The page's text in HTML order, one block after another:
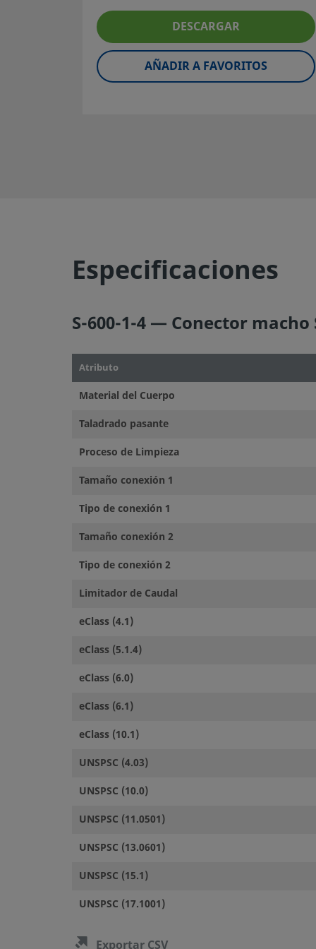
función del componente, de la compatibilidad de los
los rangos de operación apropiados, así como de la
mantenimiento del mismo.
No mezcle ni intercambie productos o
DESCARGAR
AÑADIR A FAVORITOS
Especificaciones
S-600-1-4 — Conector
Atributo
Material del Cuerpo
Taladrado pasante
Proceso de Limpieza
Tamaño conexión 1
Tipo de conexión 1
Tamaño conexión 2
Tipo de conexión 2
Limitador de Caudal
eClass (4.1)
eClass (5.1.4)
eClass (6.0)
eClass (6.1)
eClass (10.1)
UNSPSC (4.03)
UNSPSC (10.0)
UNSPSC (11.0501)
UNSPSC (13.0601)
UNSPSC (15.1)
UNSPSC (17.1001)
Exportar CSV